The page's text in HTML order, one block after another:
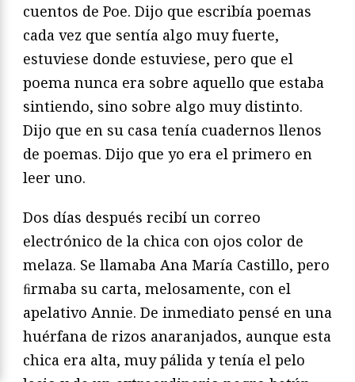
cuentos de Poe. Dijo que escribía poemas
cada vez que sentía algo muy fuerte,
estuviese donde estuviese, pero que el
poema nunca era sobre aquello que estaba
sintiendo, sino sobre algo muy distinto.
Dijo que en su casa tenía cuadernos llenos
de poemas. Dijo que yo era el primero en
leer uno.
Dos días después recibí un correo
electrónico de la chica con ojos color de
melaza. Se llamaba Ana María Castillo, pero
ﬁrmaba su carta, melosamente, con el
apelativo Annie. De inmediato pensé en una
huérfana de rizos anaranjados, aunque esta
chica era alta, muy pálida y tenía el pelo